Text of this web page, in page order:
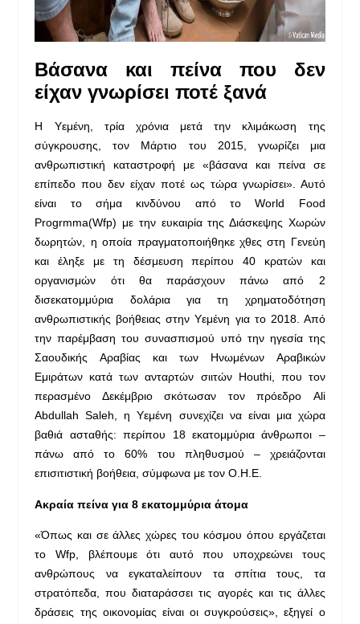
Βάσανα και πείνα που δεν
είχαν γνωρίσει ποτέ ξανά
Η Υεμένη, τρία χρόνια μετά την κλιμάκωση της
σύγκρουσης, τον Μάρτιο του 2015, γνωρίζει μια
ανθρωπιστική καταστροφή με «βάσανα και πείνα σε
επίπεδο που δεν είχαν ποτέ ως τώρα γνωρίσει». Αυτό
είναι το σήμα κινδύνου από το World Food
Progrmma(Wfp) με την ευκαιρία της Διάσκεψης Χωρών
δωρητών, η οποία πραγματοποιήθηκε χθες στη Γενεύη
και έληξε με τη δέσμευση περίπου 40 κρατών και
οργανισμών ότι θα παράσχουν πάνω από 2
δισεκατομμύρια δολάρια για τη χρηματοδότηση
ανθρωπιστικής βοήθειας στην Υεμένη για το 2018. Από
την παρέμβαση του συνασπισμού υπό την ηγεσία της
Σαουδικής Αραβίας και των Ηνωμένων Αραβικών
Εμιράτων κατά των ανταρτών σιιτών Houthi, που τον
περασμένο Δεκέμβριο σκότωσαν τον πρόεδρο Ali
Abdullah Saleh, η Υεμένη συνεχίζει να είναι μια χώρα
βαθιά ασταθής: περίπου 18 εκατομμύρια άνθρωποι –
πάνω από το 60% του πληθυσμού – χρειάζονται
επισιτιστική βοήθεια, σύμφωνα με τον Ο.Η.Ε.
Ακραία πείνα για 8 εκατομμύρια άτομα
«Όπως και σε άλλες χώρες του κόσμου όπου εργάζεται
το Wfp, βλέπουμε ότι αυτό που υποχρεώνει τους
ανθρώπους να εγκαταλείπουν τα σπίτια τους, τα
στρατόπεδα, που διαταράσσει τις αγορές και τις άλλες
δράσεις της οικονομίας είναι οι συγκρούσεις», εξηγεί ο